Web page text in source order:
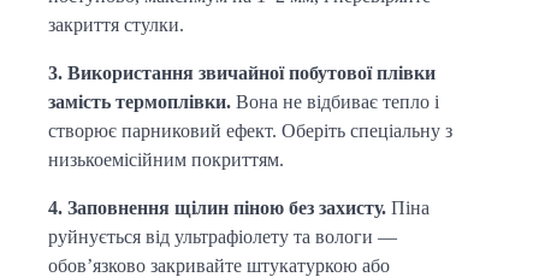
закриття стулки.
3. Використання звичайної побутової плівки
замість термоплівки. Вона не відбиває тепло і
створює парниковий ефект. Оберіть спеціальну з
низькоемісійним покриттям.
4. Заповнення щілин піною без захисту. Піна
руйнується від ультрафіолету та вологи —
обов’язково закривайте штукатуркою або